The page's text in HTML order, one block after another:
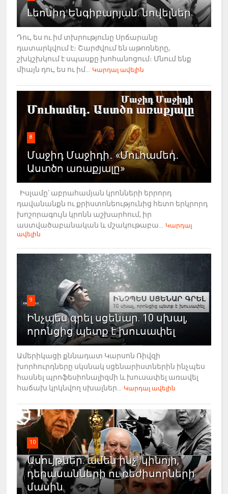
Լեոնիդ Ենգիբարյան. նովելներ
Դու, ես ու իմ տխրությունը Սրճարանը
դատարկվում է։ Շարժվում են աթոռները,
շխկշխկում է սպասքը խոհանոցում։ Մնում ենք
միայն դու, ես ու իմ...
Կարդալ ավելին
8
Մաջիդ Մաջիդի․ «Մուհամեդ․
Աստծո առաքյալը»
Իսլամը՝ աբրահամյան կրոնների երրորդ
դավանանքն ու քրիստոնեությունից հետո երկրորդ
խոշորագույն կրոնն աշխարհում, իր
աստվածաբանական և մշակութաբա...
Կարդալ
ավելին
9
Ինչպես գրել սցենար. 10 սխալ,
որոնցից պետք է խուսափել
Ամերիկացի քննադատ Կարսոն Ռիվզի
խորհուրդները սկսնակ սցենարիստներին ինչպես
հասնել պրոֆեսիոնալիզմի և խուսափել առավել
հաճախ կրկնվող սխալներ...
Կարդալ ավելին
10
Ասույթներ. ամեն ինչ՝ կինոյի,
դերասանների ու ռեժիսորների
մասին